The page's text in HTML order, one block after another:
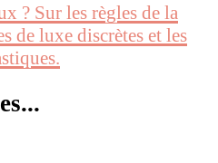
? Sur les règles de la
de luxe discrètes et les